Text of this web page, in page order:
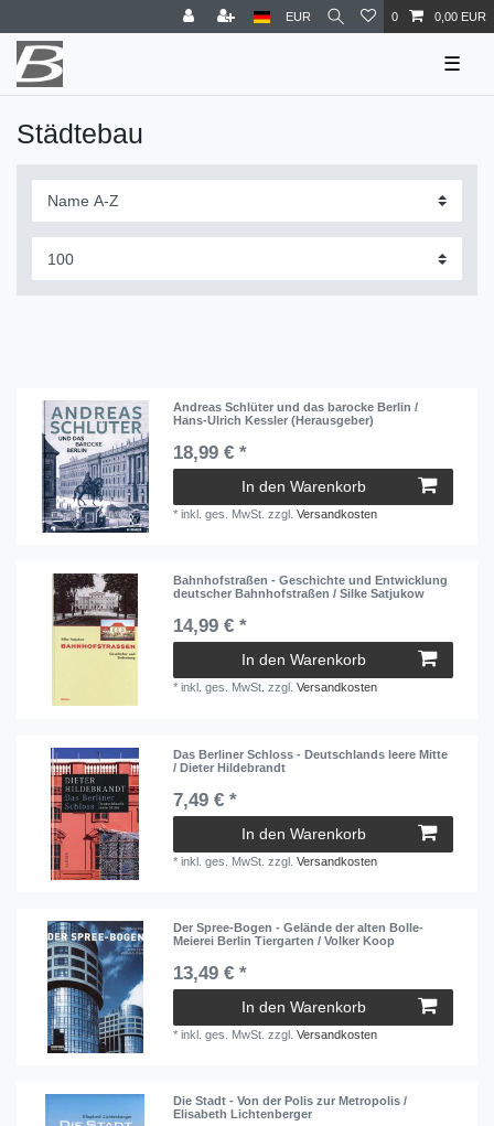
EUR 0 0,00 EUR
☰
Städtebau
Andreas Schlüter und das barocke Berlin /
Hans-Ulrich Kessler (Herausgeber)
18,99 € *
In den Warenkorb
*inkl. ges. MwSt. zzgl.Versandkosten
Bahnhofstraßen - Geschichte und Entwicklung
deutscher Bahnhofstraßen / Silke Satjukow
14,99 € *
In den Warenkorb
*inkl. ges. MwSt. zzgl.Versandkosten
Das Berliner Schloss - Deutschlands leere Mitte
/ Dieter Hildebrandt
7,49 € *
In den Warenkorb
*inkl. ges. MwSt. zzgl.Versandkosten
Der Spree-Bogen - Gelände der alten Bolle-
Meierei Berlin Tiergarten / Volker Koop
13,49 € *
In den Warenkorb
*inkl. ges. MwSt. zzgl.Versandkosten
Die Stadt - Von der Polis zur Metropolis /
Elisabeth Lichtenberger